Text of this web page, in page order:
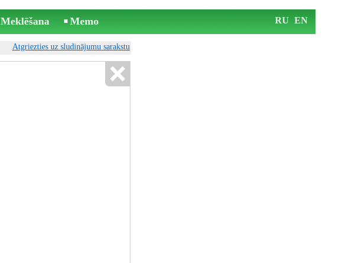
Meklēšana Memo RU EN
Atgriezties uz sludinājumu sarakstu